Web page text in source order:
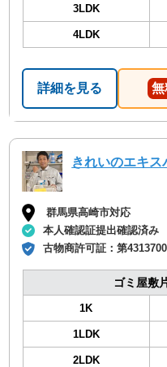
3LDK
4LDK
詳細を見る 無
群馬県高崎市対応
本人確認証提出確認済み
古物商許可証：第
ゴミ屋敷
1K
1LDK
2LDK